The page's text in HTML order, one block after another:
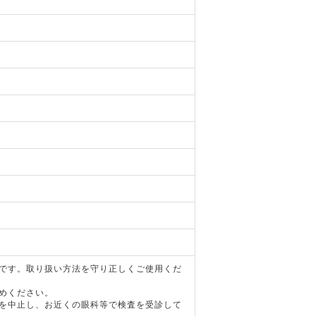
す。取り扱い方法を守り正しくご使用くだ
ください。
中止し、お近くの眼科等で検査を受診して